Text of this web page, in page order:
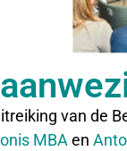
van de
MBAen